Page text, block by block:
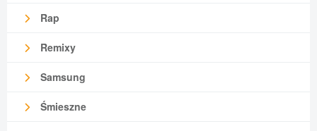
Rap
Remixy
Samsung
Śmieszne